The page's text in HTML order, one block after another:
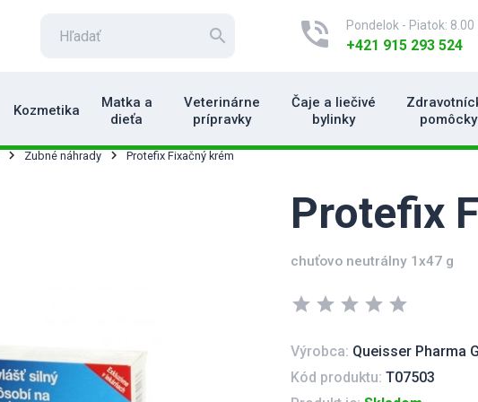
search phone_in_talk Pondelok - Piatok: 8.00
+421 915 293 524
Kozmetika
Matka a
dieťa
Veterinárne
prípravky
Čaje a liečivé
bylinky
pomôcky
Zubné náhrady Protefix Fixačný krém
Protefix
chuťovo neutrálny 1x47 g
star star star star star
Výrobca: Queisser Pharma
Kód produktu: T07503